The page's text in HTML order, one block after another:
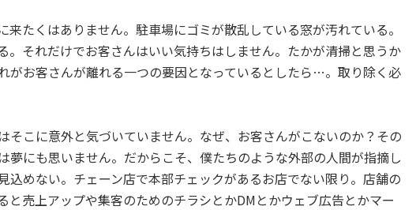
来たくはありません。駐車場にゴミが散乱している窓が汚れている。
。それだけでお客さんはいい気持ちはしません。たかが清掃と思うか
がお客さんが離れる一つの要因となっているとしたら…。取り除く必
そこに意外と気づいていません。なぜ、お客さんがこないのか？その
夢にも思いません。だからこそ、僕たちのような外部の人間が指摘し
込めない。チェーン店で本部チェックがあるお店でない限り。店舗の
と売上アップや集客のためのチラシとかDMとかウェブ広告とかマー